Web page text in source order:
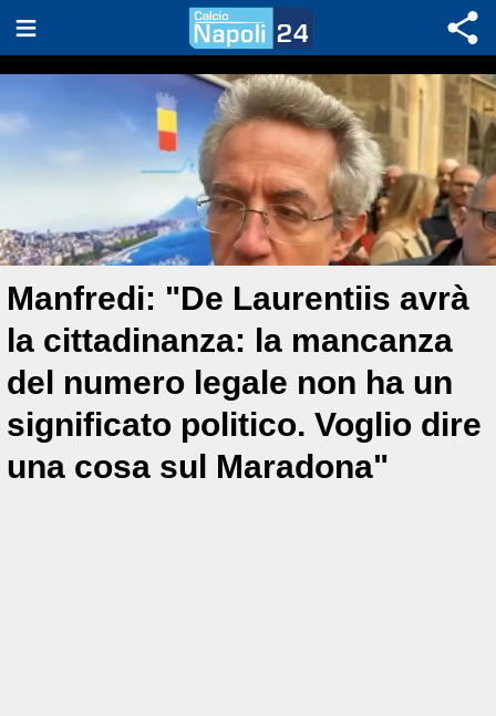
Manfredi: "De Laurentiis avrà
la cittadinanza: la mancanza
del numero legale non ha un
significato politico. Voglio dire
una cosa sul Maradona"